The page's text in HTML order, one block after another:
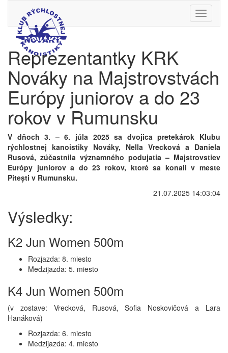
Toggle
Reprezentantky KRK
Nováky na Majstrovstvách
Európy juniorov a do 23
rokov v Rumunsku
V dňoch 3. – 6. júla 2025 sa dvojica pretekárok Klubu
rýchlostnej kanoistiky Nováky, Nella Vrecková a Daniela
Rusová, zúčastnila významného podujatia – Majstrovstiev
Európy juniorov a do 23 rokov, ktoré sa konali v meste
Pitești v Rumunsku.
21.07.2025 14:03:04
Výsledky:
K2 Jun Women 500m
Rozjazda: 8. miesto
Medzijazda: 5. miesto
K4 Jun Women 500m
(v zostave: Vrecková, Rusová, Sofia Noskovičová a Lara
Hanáková)
Rozjazda: 6. miesto
Medzijazda: 4. miesto